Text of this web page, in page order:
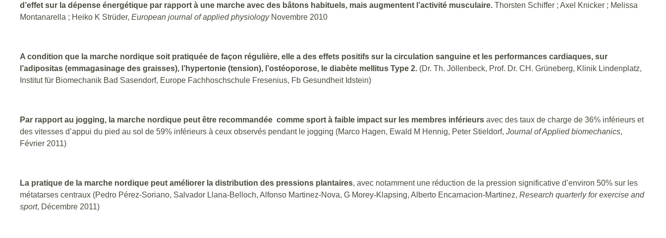
d’effet sur la dépense énergétique par rapport à une marche avec des bâtons habituels, mais augmentent l’activité musculaire. Thorsten Schiffer ; Axel Knicker ; Melissa
Montanarella ; Heiko K Strüder, European journal of applied physiology Novembre 2010
A condition que la marche nordique soit pratiquée de façon régulière, elle a des effets positifs sur la circulation sanguine et les performances cardiaques, sur
l’adipositas (emmagasinage des graisses), l’hypertonie (tension), l’ostéoporose, le diabète mellitus Type 2. (Dr. Th. Jöllenbeck, Prof. Dr. CH. Grüneberg, Klinik Lindenplatz,
Institut für Biomechanik Bad Sasendorf, Europe Fachhoschschule Fresenius, Fb Gesundheit Idstein)
Par rapport au jogging, la marche nordique peut être recommandée comme sport à faible impact sur les membres inférieurs avec des taux de charge de 36% inférieurs et
des vitesses d’appui du pied au sol de 59% inférieurs à ceux observés pendant le jogging (Marco Hagen, Ewald M Hennig, Peter Stieldorf, Journal of Applied biomechanics,
Février 2011)
La pratique de la marche nordique peut améliorer la distribution des pressions plantaires, avec notamment une réduction de la pression significative d’environ 50% sur les
métatarses centraux (Pedro Pérez-Soriano, Salvador Llana-Belloch, Alfonso Martinez-Nova, G Morey-Klapsing, Alberto Encarnacion-Martinez, Research quarterly for exercise and
sport, Décembre 2011)